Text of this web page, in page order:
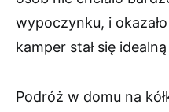
wypoczynku, i
kamper stał się
Podróż w domu na